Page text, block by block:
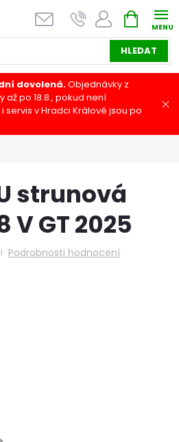
HLEDAT
NÁKUPNÍ
KOŠÍK
dovolená.Objednávky z
po 18.8., pokud není
servis v Hradci Králové jsou po
strunová
V GT 2025
Podrobnosti hodnocení